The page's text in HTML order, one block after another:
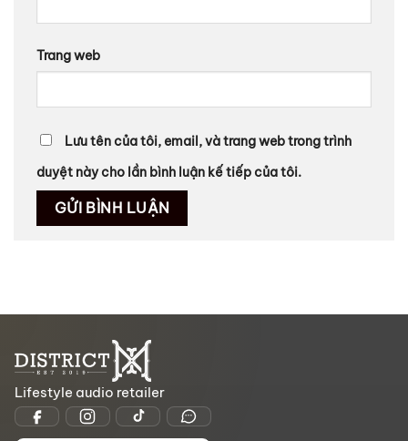
Trang web
Lưu tên của tôi, email, và trang web trong trình
duyệt này cho lần bình luận kế tiếp của tôi.
Lifestyle audio retailer